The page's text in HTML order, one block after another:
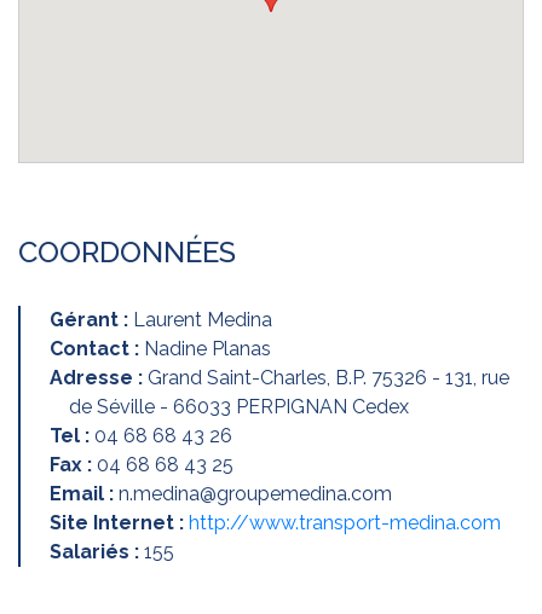
COORDONNÉES
Gérant : Laurent Medina
Contact : Nadine Planas
Adresse : Grand Saint-Charles, B.P. 75326 - 131, rue
de Séville - 66033 PERPIGNAN Cedex
Tel : 04 68 68 43 26
Fax : 04 68 68 43 25
Email : n.medina@groupemedina.com
Site Internet : http://www.transport-medina.com
Salariés : 155